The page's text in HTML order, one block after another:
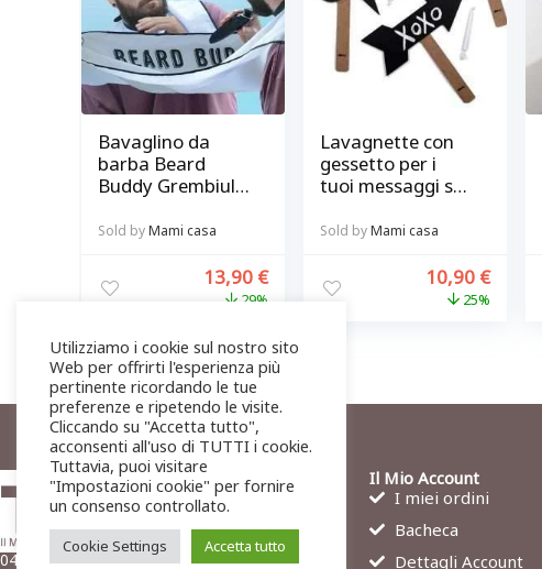
Bavaglino da
barba Beard
Buddy Grembiule
ventose per
senza sporcare
Sold by Mami casa
13,90 €
29%
Lavagnette con
gessetto per i
tuoi messaggi set
talkies
Sold byMami casa
10,90 €
25%
04011 Aprilia (LT)
Il Mio Account
I miei ordini
Bacheca
Dettagli Account
Utilizziamo i cookie sul nostro sito
Web per offrirti l'esperienza più
pertinente ricordando le tue
preferenze e ripetendo le visite.
Cliccando su "Accetta tutto",
acconsenti all'uso di TUTTI i cookie.
Tuttavia, puoi visitare
"Impostazioni cookie" per fornire
un consenso controllato.
Cookie Settings Accetta tutto